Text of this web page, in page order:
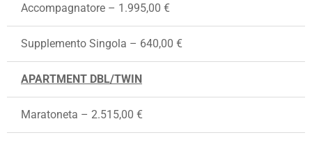
Accompagnatore – 1.995,00 €
Supplemento Singola – 640,00 €
APARTMENT DBL/TWIN
Maratoneta – 2.515,00 €